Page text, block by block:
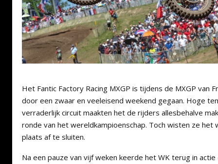
Het Fantic Factory Racing MXGP is tijdens de MXGP van
door een zwaar en veeleisend weekend gegaan. Hoge
verraderlijk circuit maakten het de rijders allesbehalve
ronde van het wereldkampioenschap. Toch wisten ze
plaats af te sluiten.
Na een pauze van vijf weken keerde het WK terug in